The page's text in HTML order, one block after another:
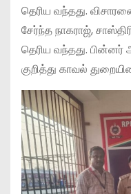
தெரிய வந்தது.
சேர்ந்த நாகராஜ்,
தெரிய வந்தது.
குறித்து காவல்